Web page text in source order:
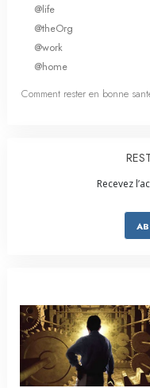
@life
@theOrg
@work
@home
Comment rester en bonne
Recevez